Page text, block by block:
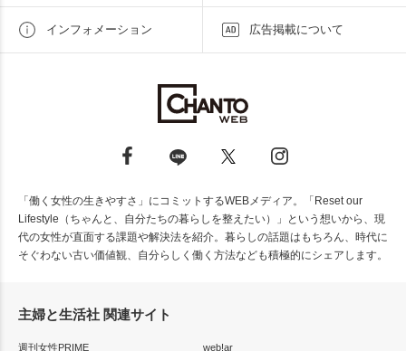
インフォメーション 広告掲載について
「働く女性の生きやすさ」にコミットするWEBメディア。「Reset our
Lifestyle（ちゃんと、自分たちの暮らしを整えたい）」という想いから、現
代の女性が直面する課題や解決法を紹介。暮らしの話題はもちろん、時代に
そぐわない古い価値観、自分らしく働く方法なども積極的にシェアします。
主婦と生活社 関連サイト
週刊女性PRIME web!ar